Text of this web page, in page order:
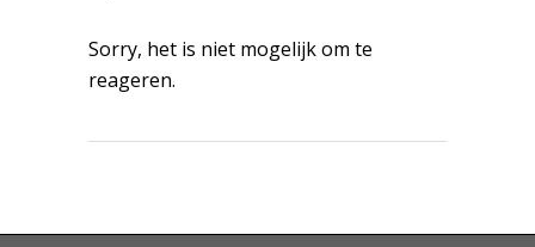
Sorry, het is niet mogelijk om te
reageren.